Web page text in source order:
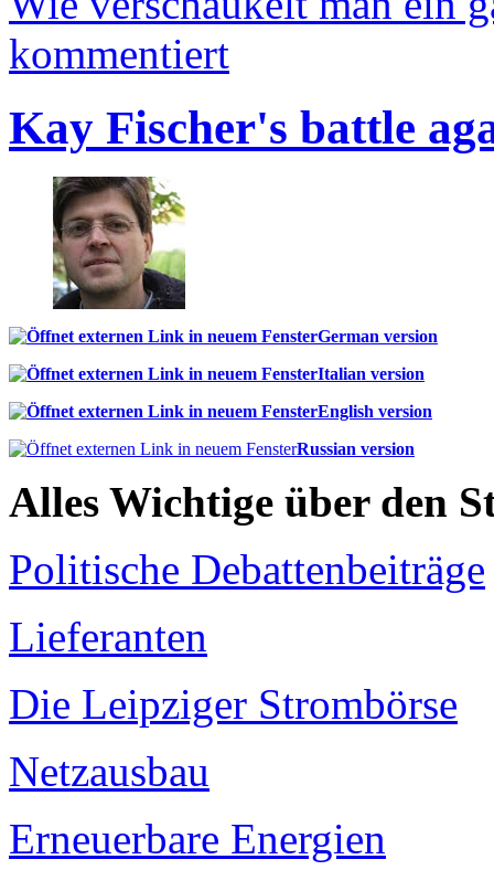
kommentiert
Kay Fischer's battle
German version
Italian version
English version
Russian version
Alles Wichtige über den
Politische Debattenbeiträge
Lieferanten
Die Leipziger Strombörse
Netzausbau
Erneuerbare Energien